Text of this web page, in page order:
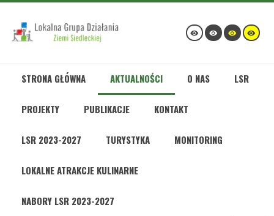
STRONA GŁÓWNA AKTUALNOŚCI O NAS LSR
PROJEKTY PUBLIKACJE KONTAKT
LSR 2023-2027 TURYSTYKA MONITORING
LOKALNE ATRAKCJE KULINARNE
NABORY LSR 2023-2027